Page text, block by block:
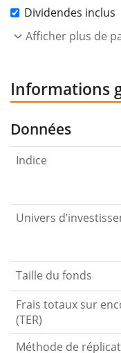
Dividendes inclus
Afficher plus de
Informations
Données
Indice
Univers
Taille du fonds
Frais totaux sur
(TER)
Méthode de